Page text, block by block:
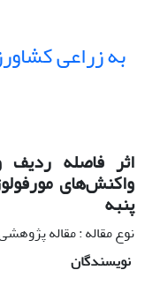
به زراعی
اثر فاصله
واکنش‌های
پنبه
نوع مقاله : مقاله
نویسندگان